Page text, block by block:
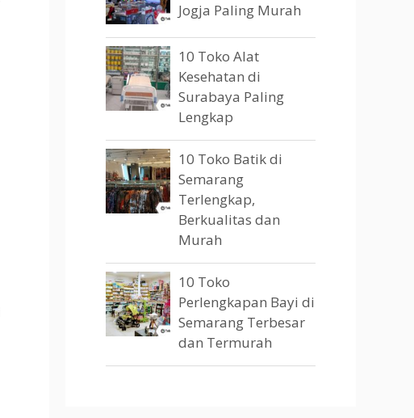
Jogja Paling Murah
10 Toko Alat
Kesehatan di
Surabaya Paling
Lengkap
10 Toko Batik di
Semarang
Terlengkap,
Berkualitas dan
Murah
10 Toko
Perlengkapan Bayi di
Semarang Terbesar
dan Termurah